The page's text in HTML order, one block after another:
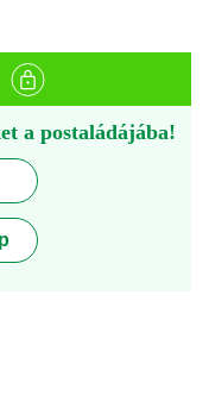
a postaládájába!